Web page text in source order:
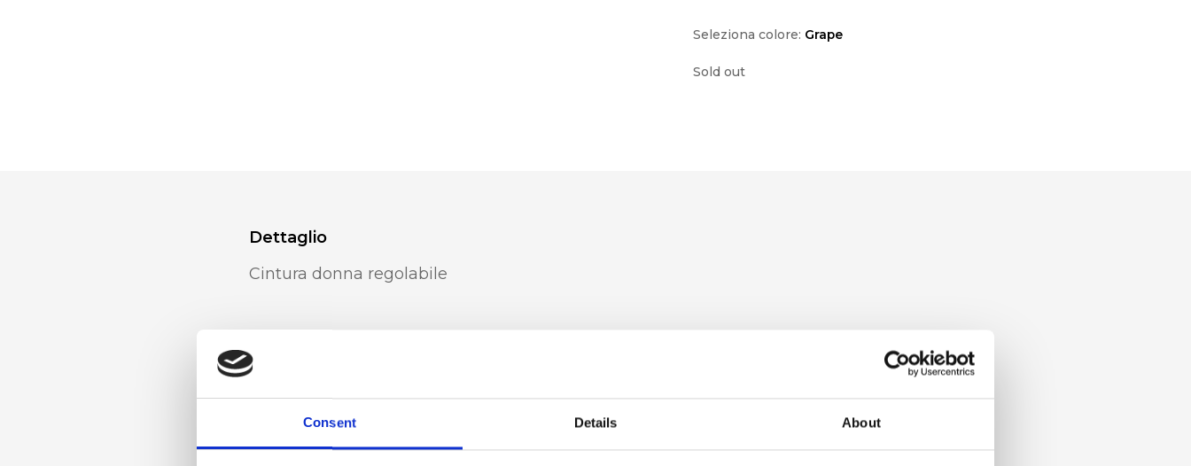
Consent Details About
Seleziona colore: Grape
Sold out
Dettaglio
Cintura donna regolabile
Vera pelle effetto cervo, Accessori